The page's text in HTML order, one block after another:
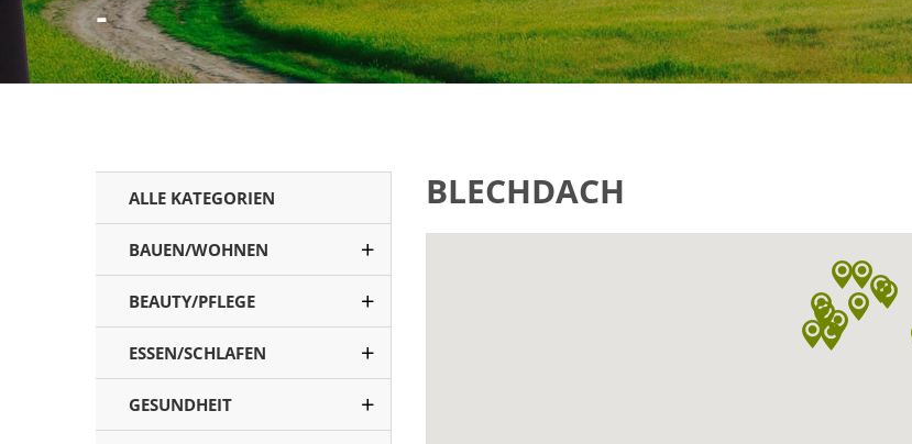
-
ALLE KATEGORIEN
BAUEN/WOHNEN
BEAUTY/PFLEGE
ESSEN/SCHLAFEN
GESUNDHEIT
BLECHDACH